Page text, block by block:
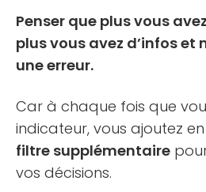
Penser que plus vous
plus vous avez d’infos et
une erreur.
Car à chaque fois que
indicateur, vous ajoutez
filtre supplémentaire
vos décisions.